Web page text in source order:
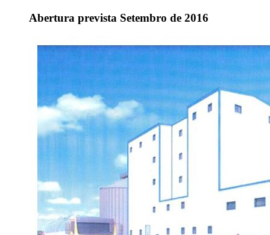
Abertura prevista Setembro de 2016